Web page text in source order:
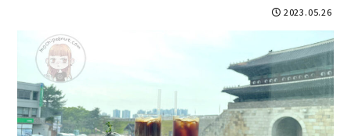
2023.05.26